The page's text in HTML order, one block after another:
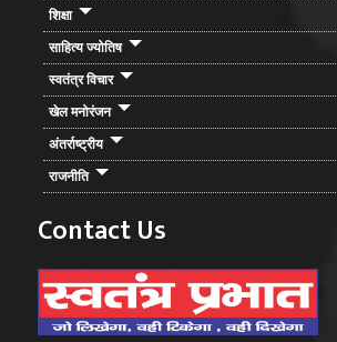
शिक्षा
साहित्य ज्योतिष
स्वतंत्र विचार
खेल मनोरंजन
अंतर्राष्ट्रीय
राजनीति
Contact Us